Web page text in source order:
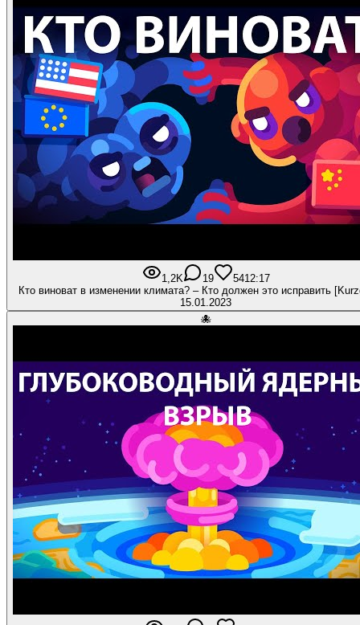
1,2K 19 5412:17
Кто виноват в изменении климата? – Кто должен это исправить
15.01.2023
🐙